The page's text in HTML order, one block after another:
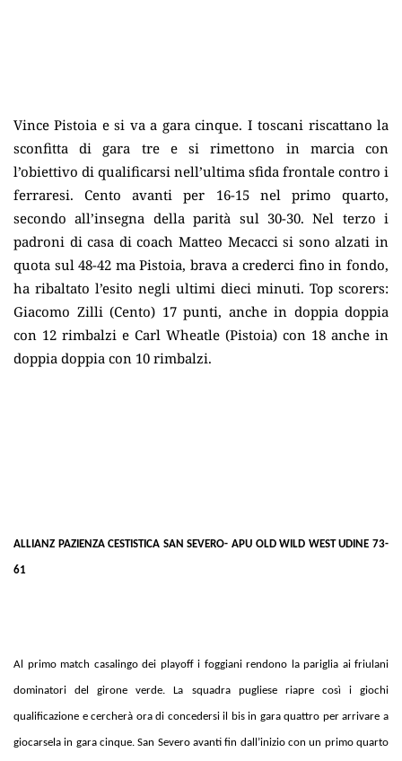
Vince Pistoia e si va a gara cinque. I toscani riscattano la
sconfitta di gara tre e si rimettono in marcia con
l’obiettivo di qualificarsi nell’ultima sfida frontale contro i
ferraresi. Cento avanti per 16-15 nel primo quarto,
secondo all’insegna della parità sul 30-30. Nel terzo i
padroni di casa di coach Matteo Mecacci si sono alzati in
quota sul 48-42 ma Pistoia, brava a crederci fino in fondo,
ha ribaltato l’esito negli ultimi dieci minuti. Top scorers:
Giacomo Zilli (Cento) 17 punti, anche in doppia doppia
con 12 rimbalzi e Carl Wheatle (Pistoia) con 18 anche in
doppia doppia con 10 rimbalzi.
ALLIANZ PAZIENZA CESTISTICA SAN SEVERO- APU OLD WILD WEST UDINE 73-
61
Al primo match casalingo dei playoff i foggiani rendono la pariglia ai friulani
dominatori del girone verde. La squadra pugliese riapre così i giochi
qualificazione e cercherà ora di concedersi il bis in gara quattro per arrivare a
giocarsela in gara cinque. San Severo avanti fin dall’inizio con un primo quarto